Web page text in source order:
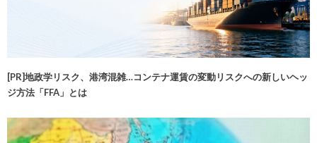
[PR]地政学リスク、港湾混雑…コンテナ運賃の変動リスクへの新しいヘッ
ジ方法「FFA」とは